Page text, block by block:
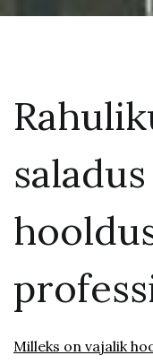
Milleks on vajalik